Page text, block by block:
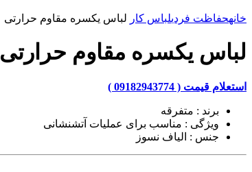
خانهحفاظت فردیلباس کار لباس یکسره مقاوم حرارتی
لباس یکسره مقاوم حرارتی
استعلام قیمت ( 09182943774 )
برند : متفرقه
ویژگی : مناسب برای عملیات آتشنشانی
جنس : الیاف نسوز